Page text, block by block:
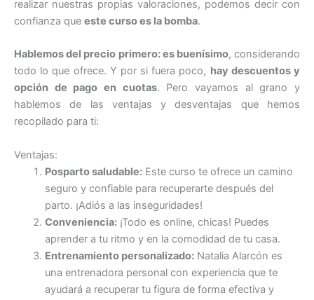
realizar nuestras propias valoraciones, podemos decir con
confianza que este curso es la bomba.
Hablemos del precio primero: es buenísimo, considerando
todo lo que ofrece. Y por si fuera poco, hay descuentos y
opción de pago en cuotas. Pero vayamos al grano y
hablemos de las ventajas y desventajas que hemos
recopilado para ti:
Ventajas:
Posparto saludable:Este curso te ofrece un camino
seguro y confiable para recuperarte después del
parto. ¡Adiós a las inseguridades!
Conveniencia:¡Todo es online, chicas! Puedes
aprender a tu ritmo y en la comodidad de tu casa.
Entrenamiento personalizado:Natalia Alarcón es
una entrenadora personal con experiencia que te
ayudará a recuperar tu figura de forma efectiva y